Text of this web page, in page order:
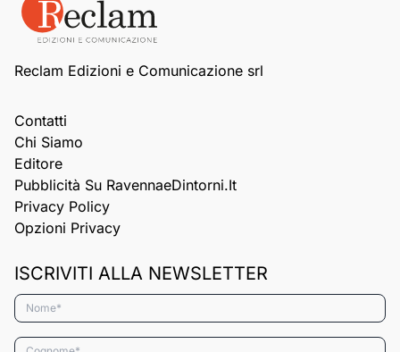
Reclam Edizioni e Comunicazione srl
Contatti
Chi Siamo
Editore
Pubblicità Su RavennaeDintorni.it
Privacy Policy
Opzioni Privacy
ISCRIVITI ALLA NEWSLETTER
Nome*
Cognome*